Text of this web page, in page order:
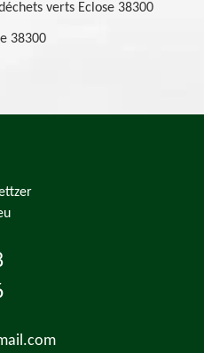
verts Eclose 38300
38300